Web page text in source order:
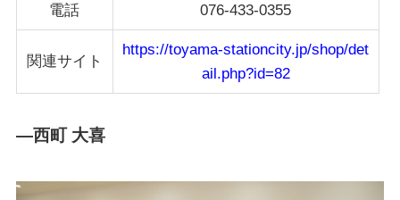
電話 076-433-0355
関連サイト
https://toyama-stationcity.jp/shop/det
ail.php?id=82
―西町 大喜